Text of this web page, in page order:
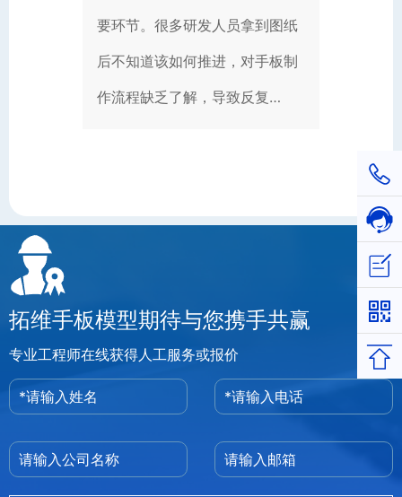
要环节。很多研发人员拿到图纸
后不知道该如何推进，对手板制
作流程缺乏了解，导致反复…
拓维手板模型期待与您携手共赢
专业工程师在线获得人工服务或报价
在线
立即
返回